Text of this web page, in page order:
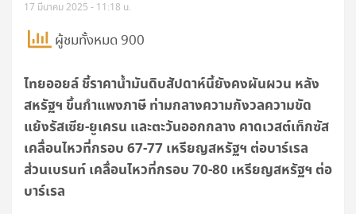
17 มีนาคม 2025 - 11:18 น.
ผู้ชมทั้งหมด 900
ไทยออยล์ ชี้ราคาน้ำมันดิบสัปดาห์นี้ยังคงผันผวน หลัง
สหรัฐฯ ขึ้นกำแพงภาษี ท่ามกลางความกังวลความขัด
แย้งรัสเซีย-ยูเครน และตะวันออกกลาง คาดเวสต์เท็กซัส
เคลื่อนไหวที่กรอบ 67-77 เหรียญสหรัฐฯ ต่อบาร์เรล
ส่วนเบรนท์ เคลื่อนไหวที่กรอบ 70-80 เหรียญสหรัฐฯ ต่อ
บาร์เรล